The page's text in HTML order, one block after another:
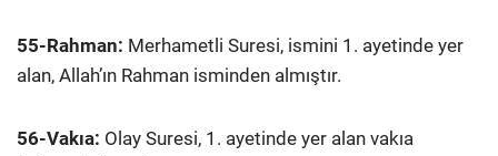
55-Rahman: Merhametli Suresi, ismini 1. ayetinde yer
alan, Allah’ın Rahman isminden almıştır.
56-Vakıa: Olay Suresi, 1. ayetinde yer alan vakıa